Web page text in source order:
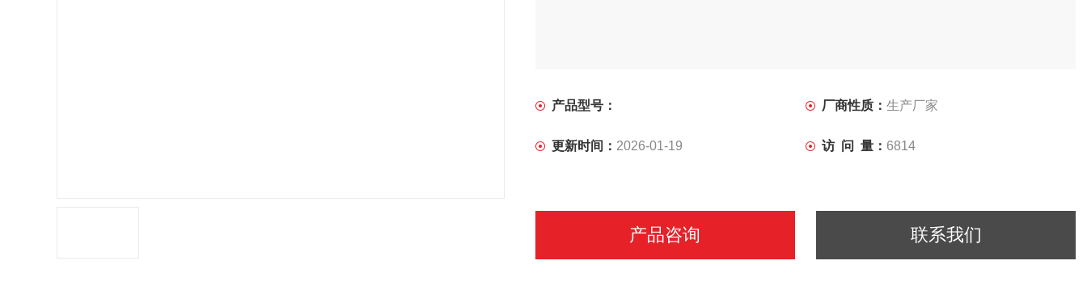
产品型号： 厂商性质：生产厂家
更新时间： 2026-01-19 访 问 量： 6814
产品咨询 联系我们